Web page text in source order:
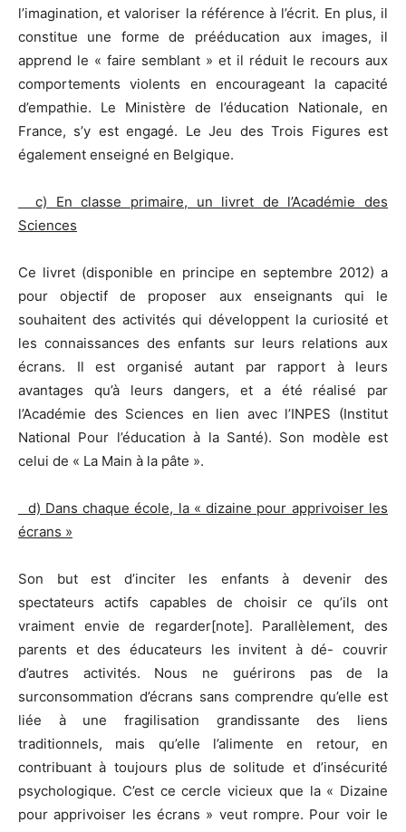
l’imagination, et valoriser la référence à l’écrit. En plus, il
constitue une forme de prééducation aux images, il
apprend le « faire semblant » et il réduit le recours aux
comportements violents en encourageant la capacité
d’empathie. Le Ministère de l’éducation Nationale, en
France, s’y est engagé. Le Jeu des Trois Figures est
également enseigné en Belgique.
c) En classe primaire, un livret de l’Académie des
Sciences
Ce livret (disponible en principe en septembre 2012) a
pour objectif de proposer aux enseignants qui le
souhaitent des activités qui développent la curiosité et
les connaissances des enfants sur leurs relations aux
écrans. Il est organisé autant par rapport à leurs
avantages qu’à leurs dangers, et a été réalisé par
l’Académie des Sciences en lien avec l’INPES (Institut
National Pour l’éducation à la Santé). Son modèle est
celui de « La Main à la pâte ».
d) Dans chaque école, la « dizaine pour apprivoiser les
écrans »
Son but est d’inciter les enfants à devenir des
spectateurs actifs capables de choisir ce qu’ils ont
vraiment envie de regarder[note]. Parallèlement, des
parents et des éducateurs les invitent à dé- couvrir
d’autres activités. Nous ne guérirons pas de la
surconsommation d’écrans sans comprendre qu’elle est
liée à une fragilisation grandissante des liens
traditionnels, mais qu’elle l’alimente en retour, en
contribuant à toujours plus de solitude et d’insécurité
psychologique. C’est ce cercle vicieux que la « Dizaine
pour apprivoiser les écrans » veut rompre. Pour voir le